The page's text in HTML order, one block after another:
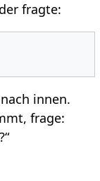
fragte:
innen.
frage: